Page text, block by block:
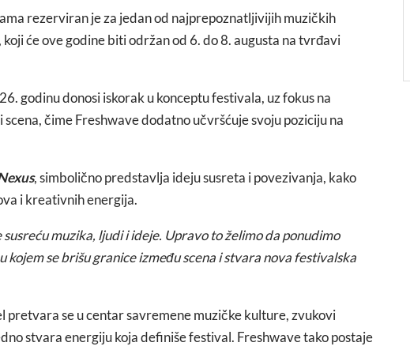
rezerviran je za jedan od najprepoznatljivijih muzičkih
, koji će ove godine biti održan od 6. do 8. augusta na tvrđavi
godinu donosi iskorak u konceptu festivala, uz fokus na
čime Freshwave dodatno učvršćuje svoju poziciju na
, simbolično predstavlja ideju susreta i povezivanja, kako
i kreativnih energija.
muzika, ljudi i ideje. Upravo to želimo da ponudimo
kojem se brišu granice između scena i stvara nova festivalska
pretvara se u centar savremene muzičke kulture, zvukovi
stvara energiju koja definiše festival. Freshwave tako postaje